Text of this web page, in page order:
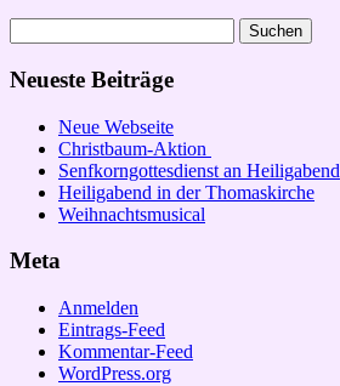
nach:
Neueste Beiträge
Neue Webseite
Christbaum-Aktion
Senfkorngottesdienst an Heiligabend
Heiligabend in der Thomaskirche
Weihnachtsmusical
Meta
Anmelden
Eintrags-Feed
Kommentar-Feed
WordPress.org